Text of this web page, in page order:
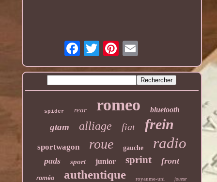
spider rear romeo bluetooth
gtam alliage fiat frein
sportwagon roue gauche radio
pads sport junior sprint front
roméo authentique royaume-uni joueur